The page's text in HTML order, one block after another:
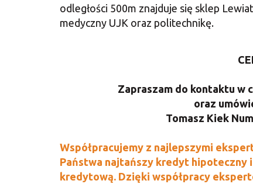
odległości 500m znajduje się sklep
medyczny UJK oraz politechnikę.
Zapraszam do kontaktu w
oraz
Tomasz Kiek
Współpracujemy z najlepszymi
Państwa najtańszy kredyt hipoteczny
kredytową. Dzięki współpracy